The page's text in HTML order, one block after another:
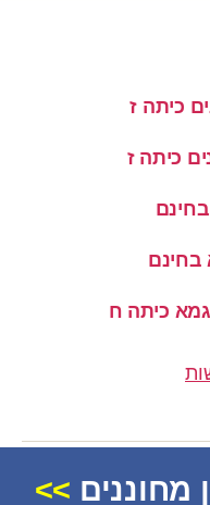
כיתה ז
כיתה ז
בחינם
כיתה ח
למעלה
>>